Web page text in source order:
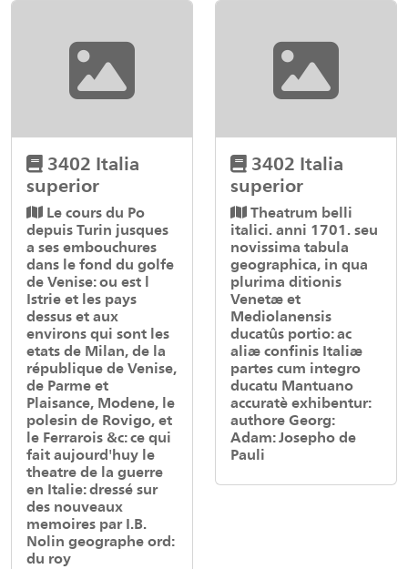
3402 Italia
superior
Le cours du Po
depuis Turin jusques
a ses embouchures
dans le fond du golfe
de Venise: ou est l
Istrie et les pays
dessus et aux
environs qui sont les
etats de Milan, de la
république de Venise,
de Parme et
Plaisance, Modene, le
polesin de Rovigo, et
le Ferrarois &c: ce qui
fait aujourd'huy le
theatre de la guerre
en Italie: dressé sur
des nouveaux
memoires par I.B.
Nolin geographe ord:
du roy
3402 Italia
superior
Theatrum belli
italici. anni 1701. seu
novissima tabula
geographica, in qua
plurima ditionis
Venetæ et
Mediolanensis
ducatûs portio: ac
aliæ confinis Italiæ
partes cum integro
ducatu Mantuano
accuratè exhibentur:
authore Georg:
Adam: Josepho de
Pauli